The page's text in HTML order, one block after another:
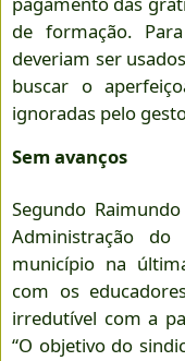
de formação.
deveriam ser
buscar o
ignoradas pelo
Sem avanços
Segundo
Administração
município na
com os
irredutível com a
“O objetivo do